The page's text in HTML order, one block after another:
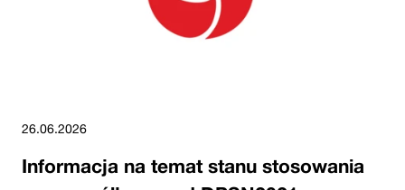
26.06.2026
Informacja na temat stanu stosowania